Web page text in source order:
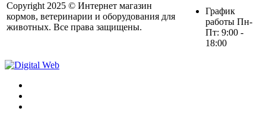
Copyright 2025 © Интернет магазин
кормов, ветеринарии и оборудования для
животных. Все права защищены.
График
работы Пн-
Пт: 9:00 -
18:00